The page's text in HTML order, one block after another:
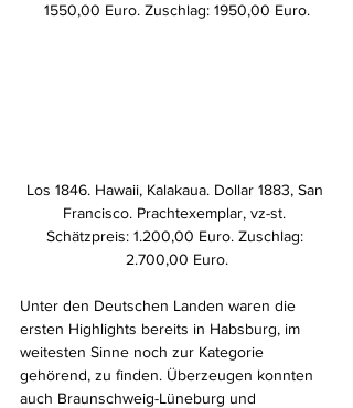
1550,00 Euro. Zuschlag: 1950,00 Euro.
Los 1846. Hawaii, Kalakaua. Dollar 1883, San
Francisco. Prachtexemplar, vz-st.
Schätzpreis: 1.200,00 Euro. Zuschlag:
2.700,00 Euro.
Unter den Deutschen Landen waren die
ersten Highlights bereits in Habsburg, im
weitesten Sinne noch zur Kategorie
gehörend, zu finden. Überzeugen konnten
auch Braunschweig-Lüneburg und